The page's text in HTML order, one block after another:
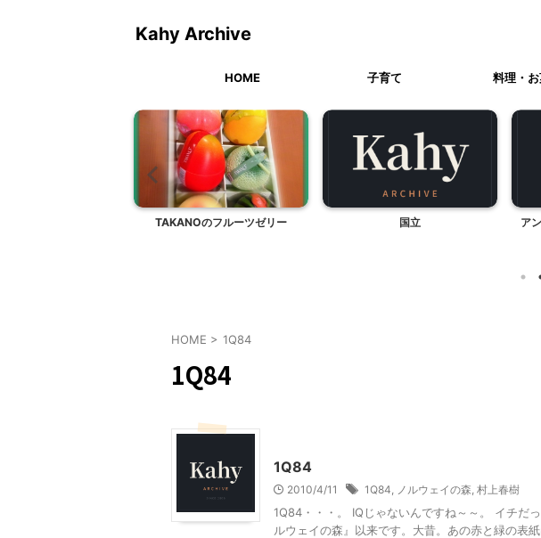
Kahy Archive
HOME 子育て 料理・
TAKANOのフルーツゼリー 国立
ア
HOME > 1Q84
1Q84
1Q84
2010/4/11 1Q84 ノルウェイの森 村上春樹
1Q84・・・。 IQじゃないんですね～～。 イチだ
ルウェイの森』以来です。大昔。あの赤と緑の表